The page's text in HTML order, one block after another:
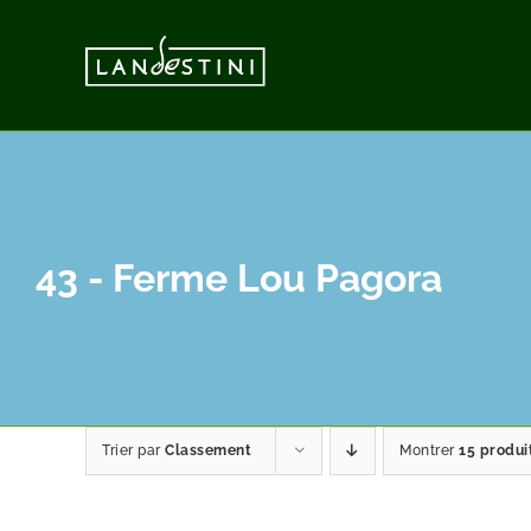
43 - Ferme Lou Pagora
Trier par Classement Montrer 15